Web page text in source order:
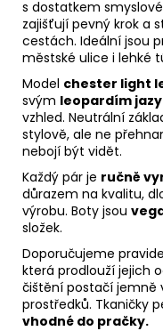
s dostatkem
zajišťují pevný krok a
cestách. Ideální jsou
městské ulice i lehké
Model chester light
svým leopardím
vzhled. Neutrální
stylově, ale ne
nebojí být vidět.
Každý pár je ručně
důrazem na kvalitu,
výrobu. Boty jsou
složek.
Doporučujeme
která prodlouží jejich
čištění postačí jemně
prostředků. Tkaničky
vhodné do pračky.